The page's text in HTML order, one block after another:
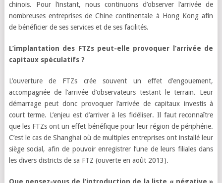
chinois. Pour l’instant, nous continuons d’observer l’arrivée de
nombreuses entreprises de Chine continentale à Hong Kong afin
de bénéficier de ses services et de ses facilités.
L’implantation des FTZs peut-elle provoquer l’arrivée de
capitaux spéculatifs ?
L’ouverture de FTZs crée souvent un effet d’engouement,
accompagnée de l’arrivée d’observateurs testant le terrain. Leur
démarrage peut donc provoquer l’arrivée de capitaux investis à
court terme. L’enjeu est d’arriver à les fidéliser. Il faut reconnaître
que les FTZs ont un effet bénéfique pour leur région de périphérie.
C’est le cas de Shanghai où de multiples entreprises ont installé leur
siège social, afin de pouvoir enregistrer l’une de leurs filiales dans
les divers districts de sa FTZ (ouverte en août 2013).